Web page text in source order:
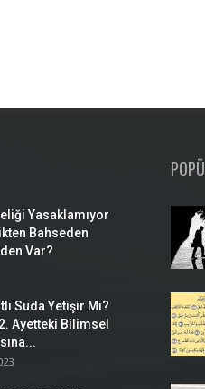
Yasaklamıyor
Bahseden
Var?
Suda Yetişir Mi?
Ayetteki Bilimsel